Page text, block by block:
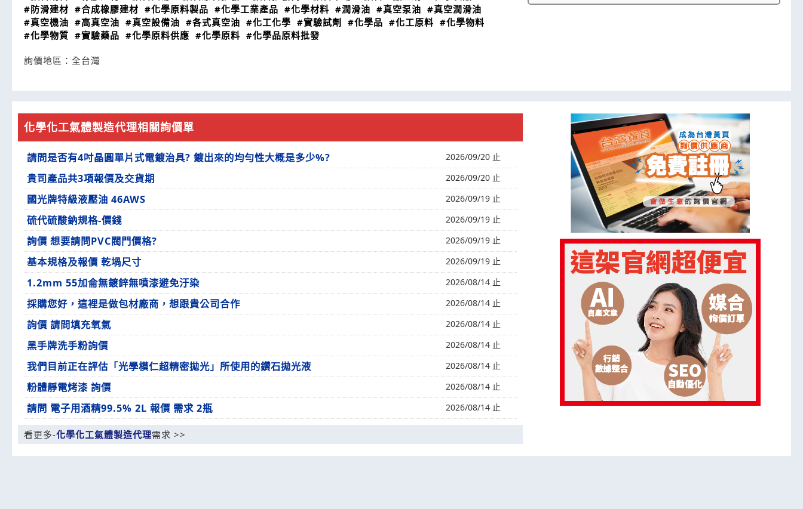
#防滑建材 #合成橡膠建材 #化學原料製品 #化學工業產品 #化學材料 #潤滑油 #真空泵油 #真空潤滑油
#真空機油 #高真空油 #真空設備油 #各式真空油 #化工化學 #實驗試劑 #化學品 #化工原料 #化學物料
#化學物質 #實驗藥品 #化學原料供應 #化學原料 #化學品原料批發
詢價地區： 全台灣
化學化工氣體製造代理相關詢價單
請問是否有4吋晶圓單片式電鍍治具? 鍍出來的均勻性大概是多少%? 2026/09/20 止
貴司產品共3項報價及交貨期 2026/09/20 止
國光牌特級液壓油 46AWS 2026/09/19 止
硫代硫酸鈉規格-價錢 2026/09/19 止
詢價 想要請問PVC閥門價格? 2026/09/19 止
基本規格及報價 乾堝尺寸 2026/09/19 止
1.2mm 55加侖無鍍鋅無噴漆避免汙染 2026/08/14 止
採購您好，這裡是做包材廠商，想跟貴公司合作 2026/08/14 止
詢價 請問填充氧氣 2026/08/14 止
黑手牌洗手粉詢價 2026/08/14 止
我們目前正在評估「光學模仁超精密拋光」所使用的鑽石拋光液 2026/08/14 止
粉體靜電烤漆 詢價 2026/08/14 止
請問 電子用酒精99.5% 2L 報價 需求 2瓶 2026/08/14 止
看更多-化學化工氣體製造代理需求 >>